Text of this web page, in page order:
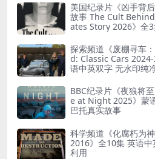
美国纪录片《凶手背
故事 The Cult
ates Story 2026》全
探索频道《废棚寻车
d: Classic Cars
语中英双字 无水印纯
BBC纪录片《夜狼将
e at Night 2025》蒙
巴托真实故事
科学频道《化腐朽为
2016》全10集 英语
利用